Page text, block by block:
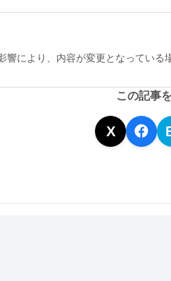
により、内容が変更となってい
この記事
X